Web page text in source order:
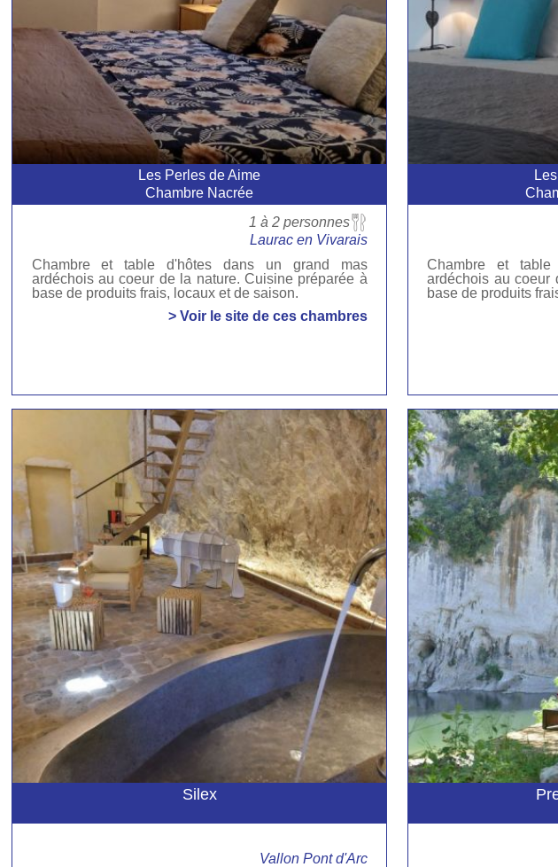
Les Perles de Aime
Chambre Nacrée
1 à 2 personnes
Laurac en Vivarais
Chambre et table d'hôtes dans un grand mas
ardéchois au coeur de la nature. Cuisine préparée à
base de produits frais, locaux et de saison.
> Voir le site de ces chambres
Chambre et
ardéchois au coeur
base de produits
Silex
Vallon Pont d'Arc